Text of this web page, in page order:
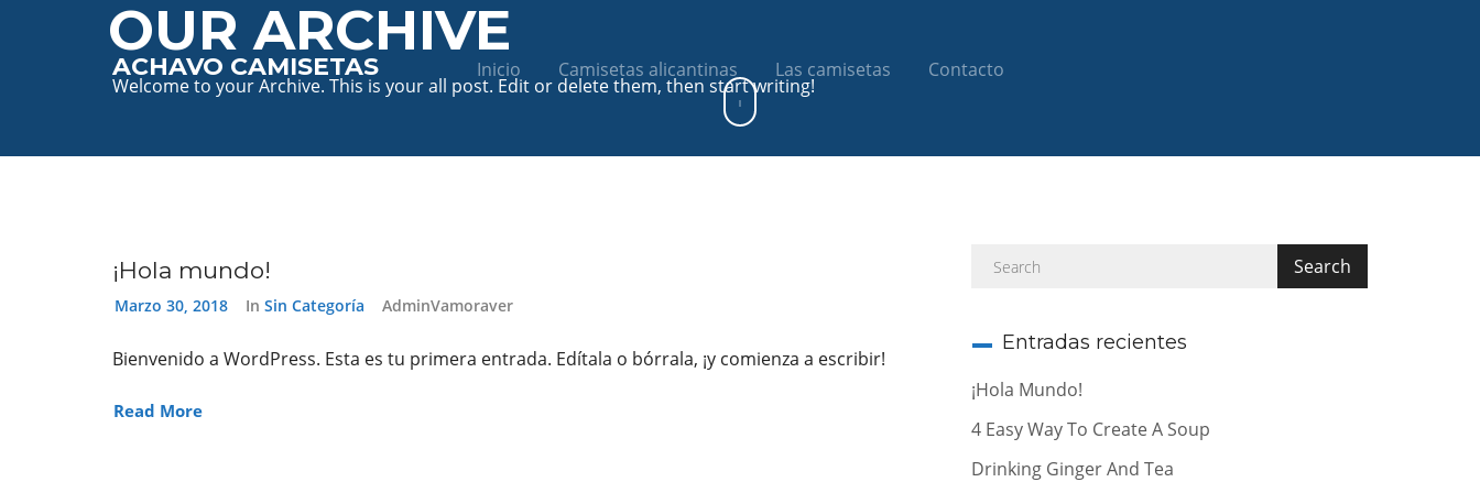
ACHAVO CAMISETAS Inicio Camisetas alicantinas Las camisetas Contacto
OUR ARCHIVE
Welcome to your Archive. This is your all post. Edit or delete them, then start writing!
¡Hola mundo!
Marzo 30, 2018 In Sin Categoría AdminVamoraver
Bienvenido a WordPress. Esta es tu primera entrada. Edítala o bórrala, ¡y comienza a escribir!
Read More
Entradas recientes
¡Hola Mundo!
4 Easy Way To Create A Soup
Drinking Ginger And Tea